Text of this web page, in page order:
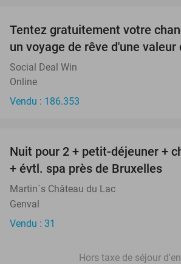
Tentez gratuitement votre
un voyage de rêve d'une valeur
Social Deal Win
Online
Vendu : 186.353
Nuit pour 2 + petit-déjeuner +
+ évtl. spa près de Bruxelles
Martin´s Château du Lac
Genval
Vendu : 31
Hors taxe de séjour